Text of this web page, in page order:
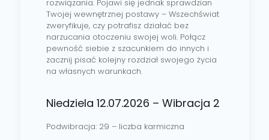
rozwiązania. Pojawi się jednak sprawdzian
Twojej wewnętrznej postawy – Wszechświat
zweryfikuje, czy potrafisz działać bez
narzucania otoczeniu swojej woli. Połącz
pewność siebie z szacunkiem do innych i
zacznij pisać kolejny rozdział swojego życia
na własnych warunkach.
Niedziela 12.07.2026 – Wibracja 2
Podwibracja: 29 – liczba karmiczna